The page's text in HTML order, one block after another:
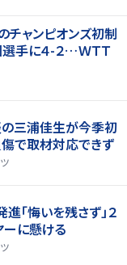
チャンピオンズ初制
手に４-２…ＷＴＴ
の三浦佳生が今季初
で取材対応できず
「悔いを残さず」２
ーに懸ける